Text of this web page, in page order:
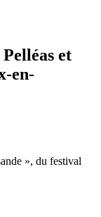
et
en-